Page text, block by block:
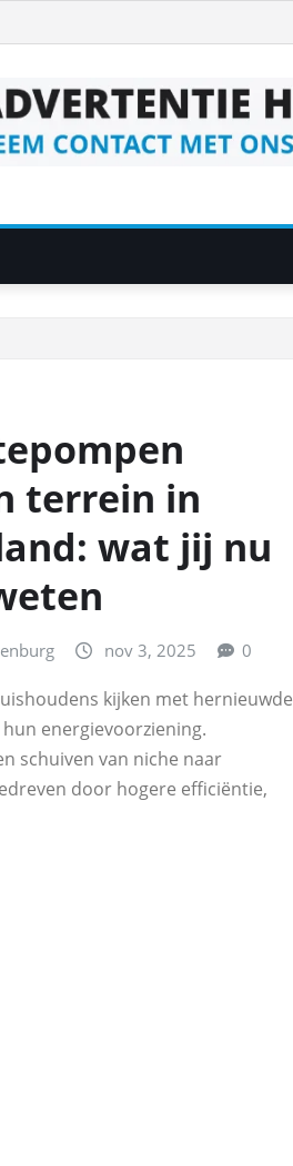
terrein in
wat jij nu
nov 3, 2025 0
kijken met hernieuwde
energievoorziening.
schuiven van niche naar
door hogere efficiëntie,